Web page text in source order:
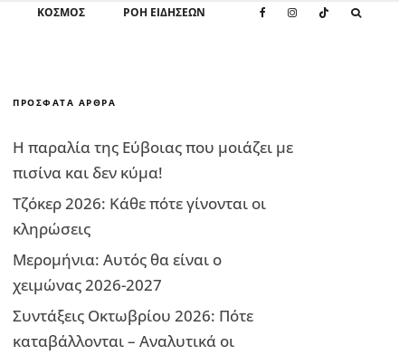
ΚΌΣΜΟΣ ΡΟΗ ΕΙΔΗΣΕΩΝ
ΠΡΌΣΦΑΤΑ ΆΡΘΡΑ
Η παραλία της Εύβοιας που μοιάζει με
πισίνα και δεν κύμα!
Τζόκερ 2026: Κάθε πότε γίνονται οι
κληρώσεις
Μερομήνια: Αυτός θα είναι ο
χειμώνας 2026-2027
Συντάξεις Οκτωβρίου 2026: Πότε
καταβάλλονται – Αναλυτικά οι